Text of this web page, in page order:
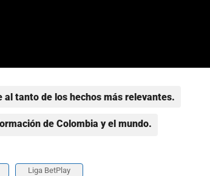
al tanto de los hechos más relevantes.
de Colombia y el mundo.
Liga BetPlay